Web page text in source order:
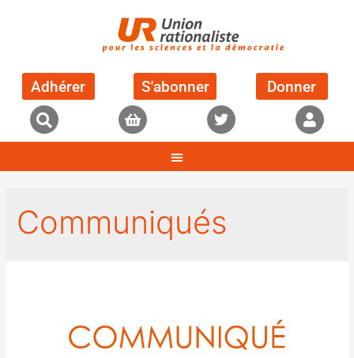
Adhérer S'abonner Donner
Communiqués